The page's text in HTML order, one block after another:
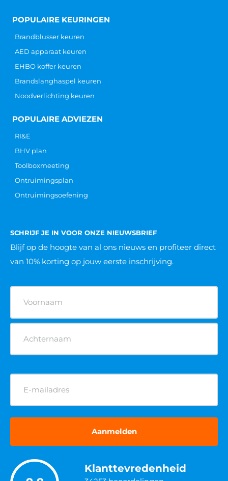
POPULAIRE KEURINGEN
Brandblusser keuren
AED apparaat keuren
EHBO koffer keuren
Brandslanghaspel keuren
Noodverlichting keuren
POPULAIRE ADVIEZEN
RI&E
BHV plan
Toolboxmeeting
Ontruimingsplan
Ontruimingsoefening
SCHRIJF JE IN VOOR ONZE NIEUWSBRIEF
Blijf op de hoogte van al ons nieuws en profiteer direct
van 10% korting op jouw eerste inschrijving.
(Vereist)
E-
mailadres
(Vereist)
Klanttevredenheid